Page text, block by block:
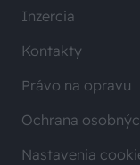
Inzercia
Kontakty
Právo na opravu
Ochrana
Nastavenia